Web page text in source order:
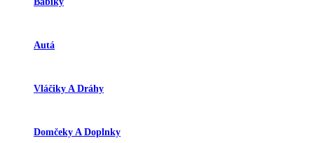
Autá
Vláčiky A Dráhy
Domčeky A Doplnky